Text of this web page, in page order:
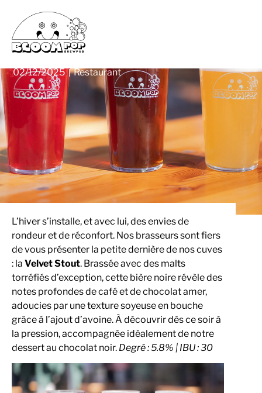
LA NOUVEAUTÉ BIÈRE NOUVELLE
CRÉATION : LA « VELVET STOUT » À LA
PRESSION LA NOUVEAUTÉ BIÈRE
02/12/2025 Restaurant
L’hiver s’installe, et avec lui, des envies de
rondeur et de réconfort. Nos brasseurs sont fiers
de vous présenter la petite dernière de nos cuves
: la Velvet Stout. Brassée avec des malts
torréfiés d’exception, cette bière noire révèle des
notes profondes de café et de chocolat amer,
adoucies par une texture soyeuse en bouche
grâce à l’ajout d’avoine. À découvrir dès ce soir à
la pression, accompagnée idéalement de notre
dessert au chocolat noir. Degré : 5.8% | IBU : 30